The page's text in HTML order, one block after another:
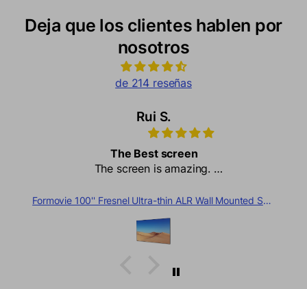
Deja que los clientes hablen por
nosotros
de 214 reseñas
Rui S.
The Best screen
The screen is amazing.
very good quality.
Formovie 100'' Fresnel Ultra-thin ALR Wall Mounted Screen